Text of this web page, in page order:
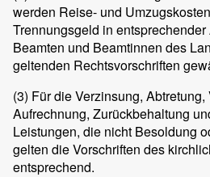
werden Reise- und
Trennungsgeld in
Beamten und Beamtinnen des
geltenden Rechtsvorschriften
(3) Für die Verzinsung, Abtretung,
Aufrechnung, Zurückbehaltung
Leistungen, die nicht Besoldung
gelten die Vorschriften des
entsprechend.